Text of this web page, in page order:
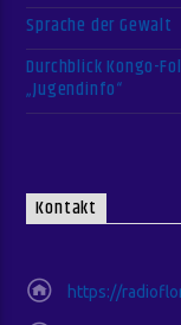
Sprache der Gewalt
Durchblick Kongo-
„Jugendinfo“
Kontakt
https://